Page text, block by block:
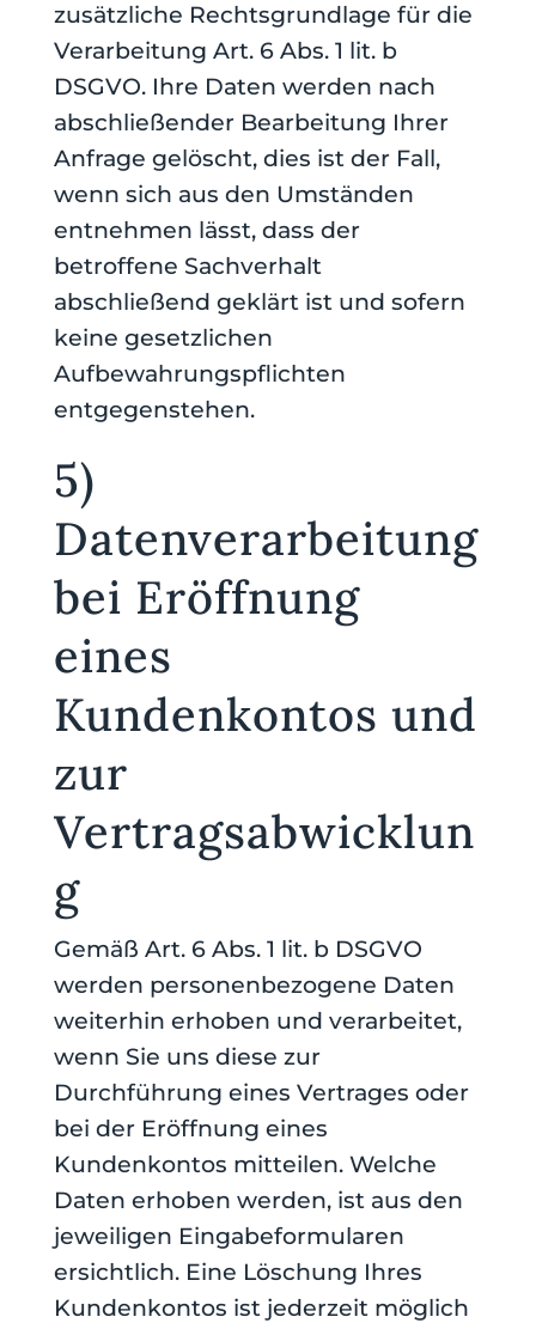
zusätzliche Rechtsgrundlage für die
Verarbeitung Art. 6 Abs. 1 lit. b
DSGVO. Ihre Daten werden nach
abschließender Bearbeitung Ihrer
Anfrage gelöscht, dies ist der Fall,
wenn sich aus den Umständen
entnehmen lässt, dass der
betroffene Sachverhalt
abschließend geklärt ist und sofern
keine gesetzlichen
Aufbewahrungspflichten
entgegenstehen.
5)
Datenverarbeitung
bei Eröffnung
eines
Kundenkontos und
zur
Vertragsabwicklun
g
Gemäß Art. 6 Abs. 1 lit. b DSGVO
werden personenbezogene Daten
weiterhin erhoben und verarbeitet,
wenn Sie uns diese zur
Durchführung eines Vertrages oder
bei der Eröffnung eines
Kundenkontos mitteilen. Welche
Daten erhoben werden, ist aus den
jeweiligen Eingabeformularen
ersichtlich. Eine Löschung Ihres
Kundenkontos ist jederzeit möglich